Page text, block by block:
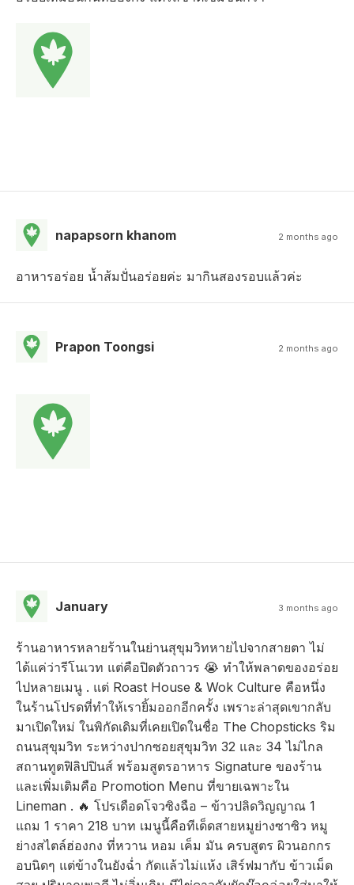
napapsorn khanom 2 months ago
อาหารอร่อย น้ำส้มปั่นอร่อยค่ะ มากินสองรอบแล้วค่ะ
Prapon Toongsi 2 months ago
January 3 months ago
ร้านอาหารหลายร้านในย่านสุขุมวิทหายไปจากสายตา ไม่
ได้แค่ว่ารีโนเวท แต่คือปิดตัวถาวร 😭 ทำให้พลาดของอร่อย
ไปหลายเมนู . แต่ Roast House & Wok Culture คือหนึ่ง
ในร้านโปรดที่ทำให้เรายิ้มออกอีกครั้ง เพราะล่าสุดเขากลับ
มาเปิดใหม่ ในพิกัดเดิมที่เคยเปิดในชื่อ The Chopsticks ริม
ถนนสุขุมวิท ระหว่างปากซอยสุขุมวิท 32 และ 34 ไม่ไกล
สถานทูตฟิลิปปินส์ พร้อมสูตรอาหาร Signature ของร้าน
และเพิ่มเติมคือ Promotion Menu ที่ขายเฉพาะใน
Lineman . 🔥 โปรเดือดโจวซิงฉือ – ข้าวปลิดวิญญาณ 1
แถม 1 ราคา 218 บาท เมนูนี้คือทีเด็ดสายหมูย่างซาซิว หมู
ย่างสไตล์ฮ่องกง ที่หวาน หอม เค็ม มัน ครบสูตร ผิวนอกกร
อบนิดๆ แต่ข้างในยังฉ่ำ กัดแล้วไม่แห้ง เสิร์ฟมากับ ข้าวเม็ด